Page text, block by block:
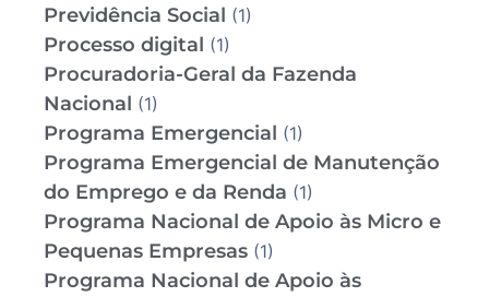
Previdência Social (1)
Processo digital (1)
Procuradoria-Geral da Fazenda
Nacional (1)
Programa Emergencial (1)
Programa Emergencial de Manutenção
do Emprego e da Renda (1)
Programa Nacional de Apoio às Micro e
Pequenas Empresas (1)
Programa Nacional de Apoio às